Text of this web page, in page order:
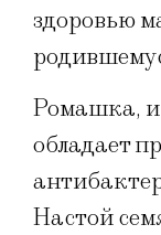
здоровью
Ромашка,
обладает
Настой